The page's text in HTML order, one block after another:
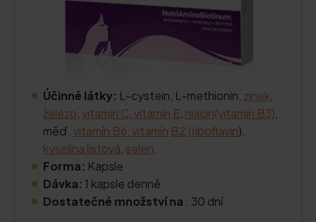
Účinné látky: L-cystein, L-methionin, zinek
železo vitamín C vitamín E niacin(vitamín B3)
měď, vitamín B6, vitamín B2 (riboflavin),
kyselina listová selen
Forma: Kapsle
Dávka: 1 kapsle denně
Dostatečné množství na : 30 dní